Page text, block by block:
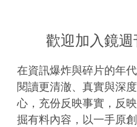
歡迎加入鏡
在資訊爆炸與碎片的年
閱讀更清澈、真實與深
心，充份反映事實，反
掘有料內容，以一手原